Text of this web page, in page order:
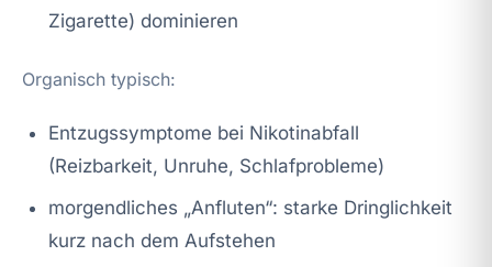
Zigarette) dominieren
Organisch typisch:
Entzugssymptome bei Nikotinabfall
(Reizbarkeit, Unruhe, Schlafprobleme)
morgendliches „Anfluten“: starke Dringlichkeit
kurz nach dem Aufstehen